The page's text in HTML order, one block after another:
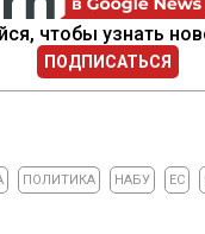
чтобы узнать
ПОДПИСАТЬСЯ
ПОЛИТИКА НАБУ ЕС